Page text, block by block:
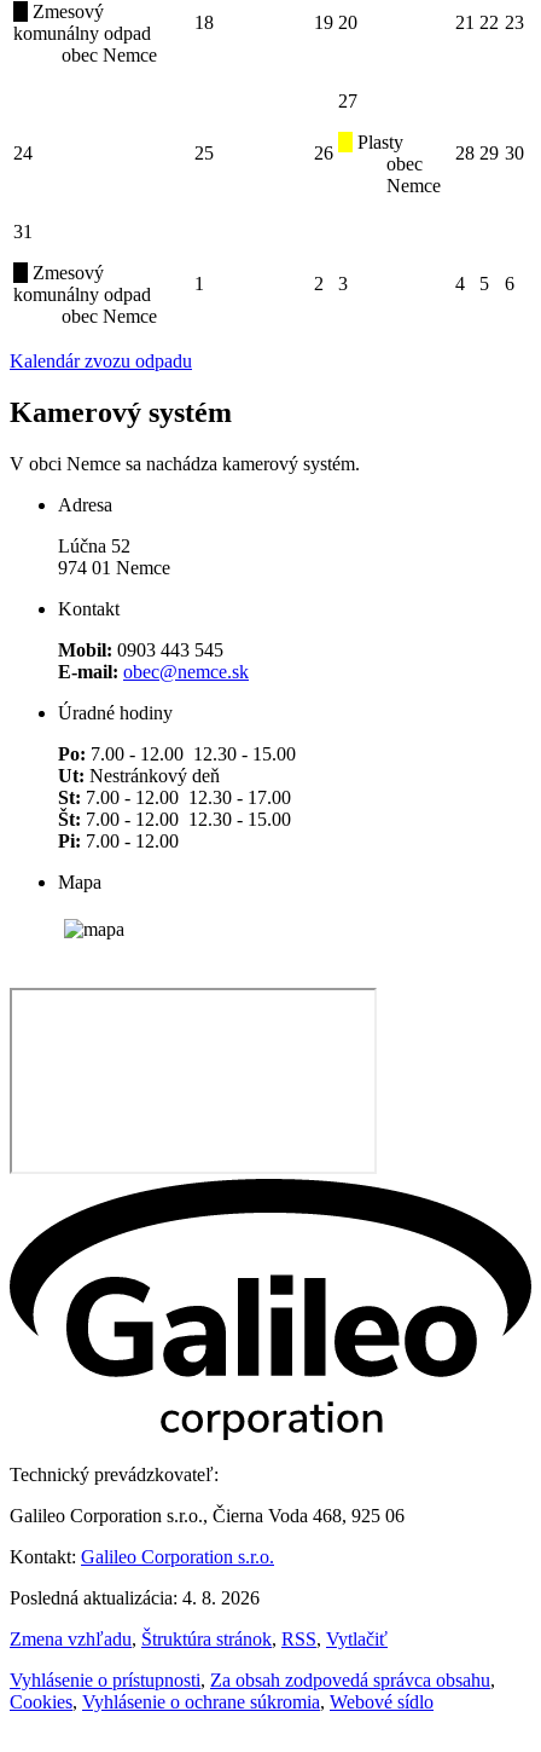
Zmesový
komunálny odpad
obec Nemce
18 19 20 21 22 23
24 25 26
27
Plasty
obec
Nemce
28 29 30
31
Zmesový
komunálny odpad
obec Nemce
1 2 3 4 5 6
Kalendár zvozu odpadu
Kamerový systém
V obci Nemce sa nachádza kamerový systém.
Adresa
Lúčna 52
974 01 Nemce
Kontakt
Mobil: 0903 443 545
E-mail: obec@nemce.sk
Úradné hodiny
Po: 7.00 - 12.00 12.30 - 15.00
Ut: Nestránkový deň
St: 7.00 - 12.00 12.30 - 17.00
Št: 7.00 - 12.00 12.30 - 15.00
Pi: 7.00 - 12.00
Mapa
Technický prevádzkovateľ:
Galileo Corporation s.r.o., Čierna Voda 468, 925 06
Kontakt: Galileo Corporation s.r.o.
Posledná aktualizácia: 4. 8. 2026
Zmena vzhľadu, Štruktúra stránok, RSS, Vytlačiť
Vyhlásenie o prístupnosti, Za obsah zodpovedá správca obsahu,
Cookies, Vyhlásenie o ochrane súkromia, Webové sídlo